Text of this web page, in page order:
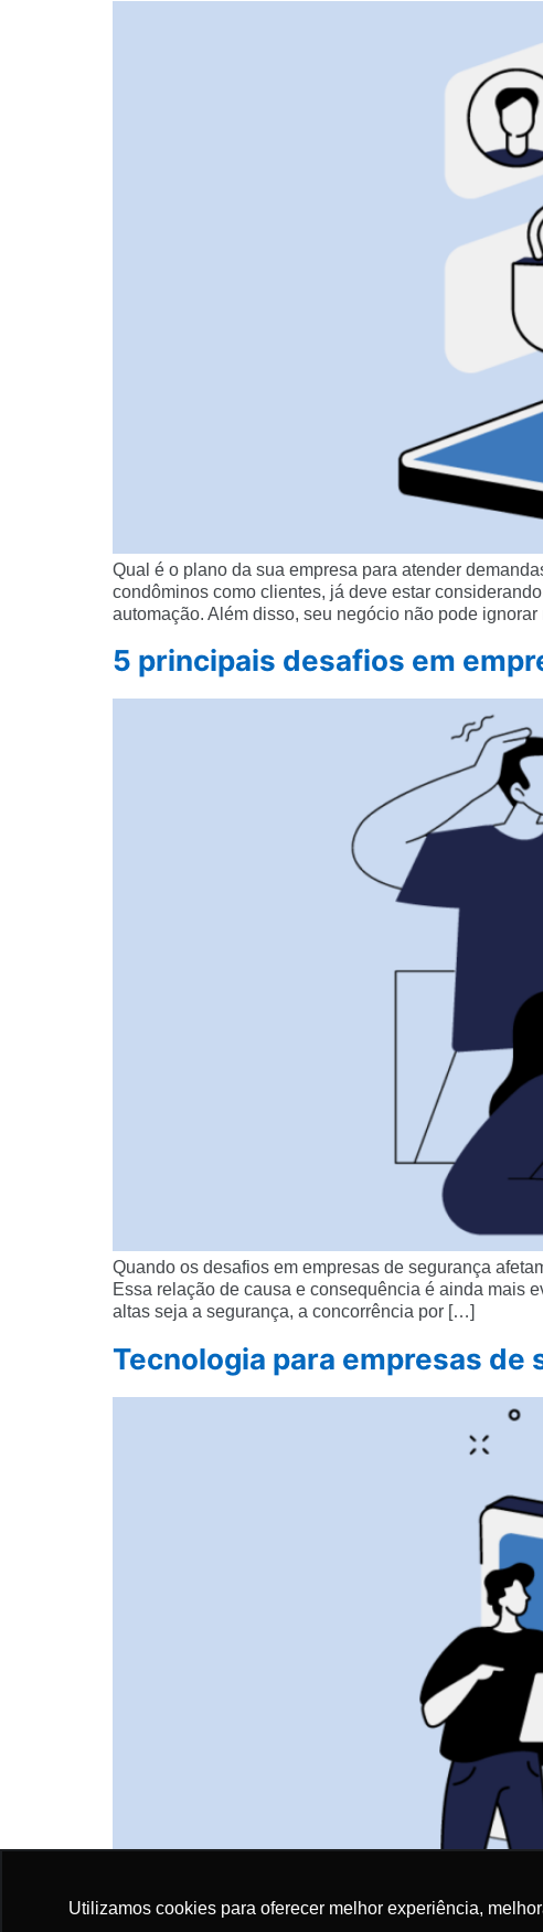
Utilizamos cookies para oferecer melhor experiência,
Qual é o plano da sua empresa para atender
condôminos como clientes, já deve estar
automação. Além disso, seu negócio não pode
5 principais desafios em
Quando os desafios em empresas de segurança
Essa relação de causa e consequência é ainda mais
altas seja a segurança, a concorrência por […]
Tecnologia para empresas